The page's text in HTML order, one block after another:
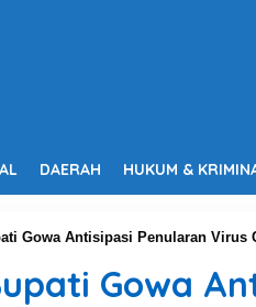
DAERAH HUKUM &
Gowa Antisipasi Penularan Virus
Gowa